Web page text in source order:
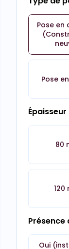
Pose en
Pose
80
120
Oui